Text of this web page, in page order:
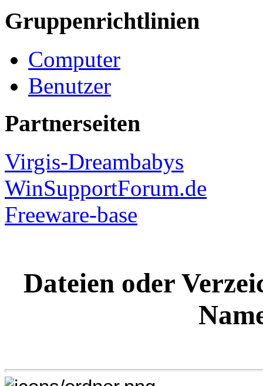
Gruppenrichtlinien
Computer
Benutzer
Partnerseiten
Virgis-Dreambabys
WinSupportForum.de
Freeware-base
Dateien oder